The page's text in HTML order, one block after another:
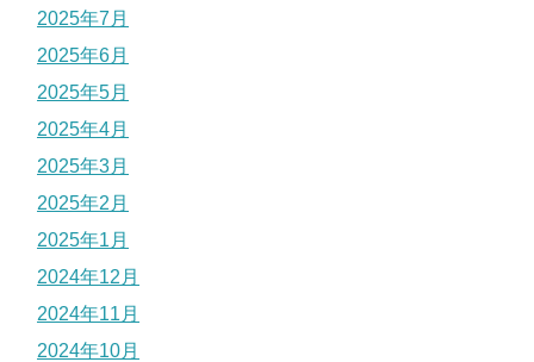
2025年7月
2025年6月
2025年5月
2025年4月
2025年3月
2025年2月
2025年1月
2024年12月
2024年11月
2024年10月